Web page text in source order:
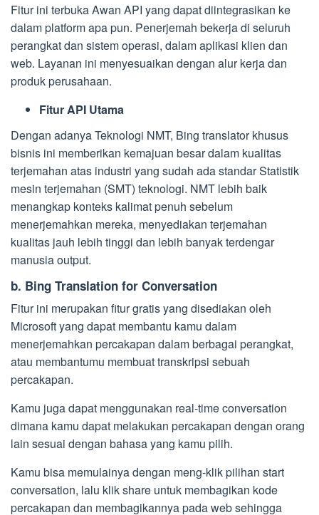
Fitur ini terbuka Awan API yang dapat diintegrasikan ke
dalam platform apa pun. Penerjemah bekerja di seluruh
perangkat dan sistem operasi, dalam aplikasi klien dan
web. Layanan ini menyesuaikan dengan alur kerja dan
produk perusahaan.
Fitur API Utama
Dengan adanya Teknologi NMT, Bing translator khusus
bisnis ini memberikan kemajuan besar dalam kualitas
terjemahan atas industri yang sudah ada standar Statistik
mesin terjemahan (SMT) teknologi. NMT lebih baik
menangkap konteks kalimat penuh sebelum
menerjemahkan mereka, menyediakan terjemahan
kualitas jauh lebih tinggi dan lebih banyak terdengar
manusia output.
b. Bing Translation for Conversation
Fitur ini merupakan fitur gratis yang disediakan oleh
Microsoft yang dapat membantu kamu dalam
menerjemahkan percakapan dalam berbagai perangkat,
atau membantumu membuat transkripsi sebuah
percakapan.
Kamu juga dapat menggunakan real-time conversation
dimana kamu dapat melakukan percakapan dengan orang
lain sesuai dengan bahasa yang kamu pilih.
Kamu bisa memulainya dengan meng-klik pilihan start
conversation, lalu klik share untuk membagikan kode
percakapan dan membagikannya pada web sehingga